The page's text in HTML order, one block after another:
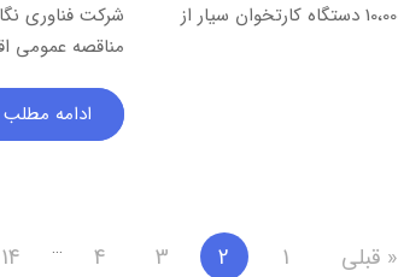
شرکت فناوری نگاه فردای کارآفرین در نظر دارد جهت خرید 10،000 دستگاه کارتخوان سیار از
شرکت فناوری
مناقصه عمومی
ادامه مطلب
« قبلی 1
2
3
4
…
14